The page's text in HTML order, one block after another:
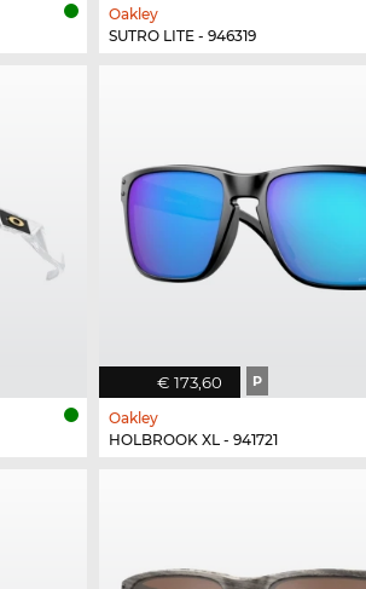
Oakley
SUTRO LITE - 946319
€ 173,60 P
Oakley
HOLBROOK XL - 941721